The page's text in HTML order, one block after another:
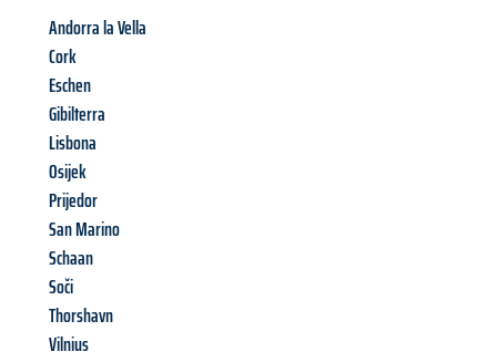
Andorra la Vella
Cork
Eschen
Gibilterra
Lisbona
Osijek
Prijedor
San Marino
Schaan
Soči
Thorshavn
Vilnius